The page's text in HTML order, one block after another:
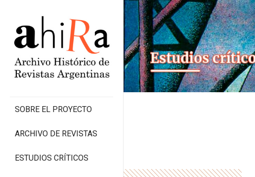
SOBRE EL PROYECTO
ARCHIVO DE REVISTAS
ESTUDIOS CRÍTICOS